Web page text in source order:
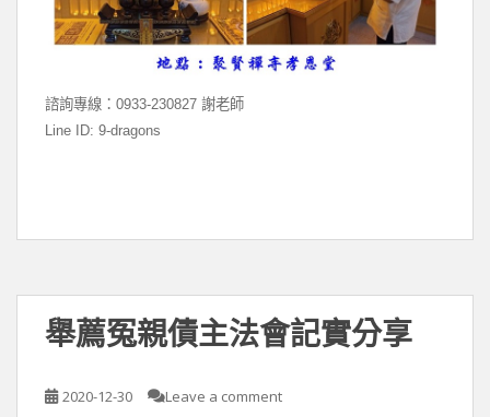
諮詢專線： 0933-230827 謝老師
Line ID: 9-dragons
舉薦冤親債主法會記實分享
2020-12-30 Leave a comment